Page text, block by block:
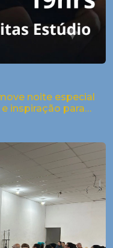
noite especial
inspiração para